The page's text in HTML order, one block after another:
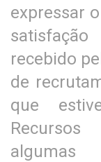
expressar
recebido
de
que